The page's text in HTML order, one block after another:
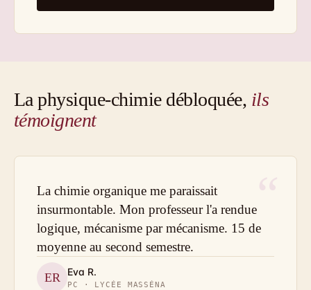
La physique-chimie débloquée, ils
témoignent
“
La chimie organique me paraissait
insurmontable. Mon professeur l'a rendue
logique, mécanisme par mécanisme. 15 de
moyenne au second semestre.
ER Eva R.
PC · LYCÉE MASSÉNA